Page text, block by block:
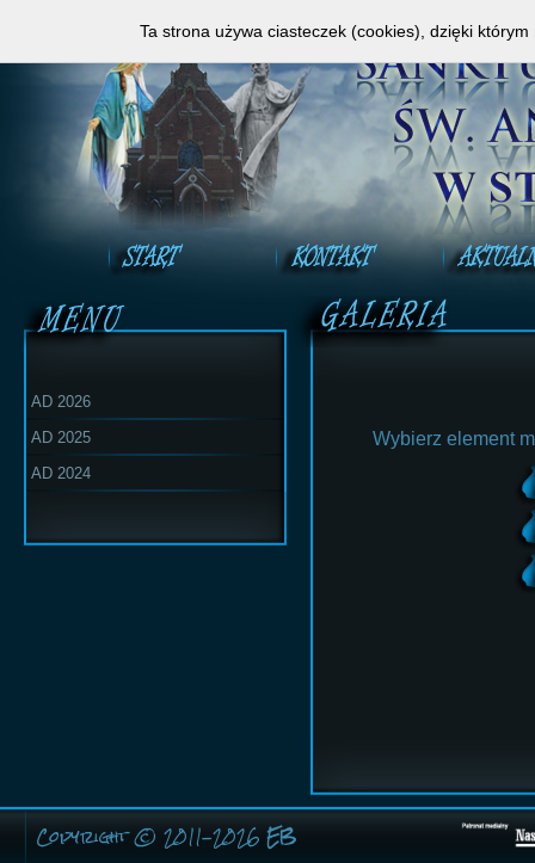
AD 2026
AD 2025
AD 2024
Wybierz element
Copyright © 2011-2026 EB
Ta strona używa ciasteczek (cookies), dzięki